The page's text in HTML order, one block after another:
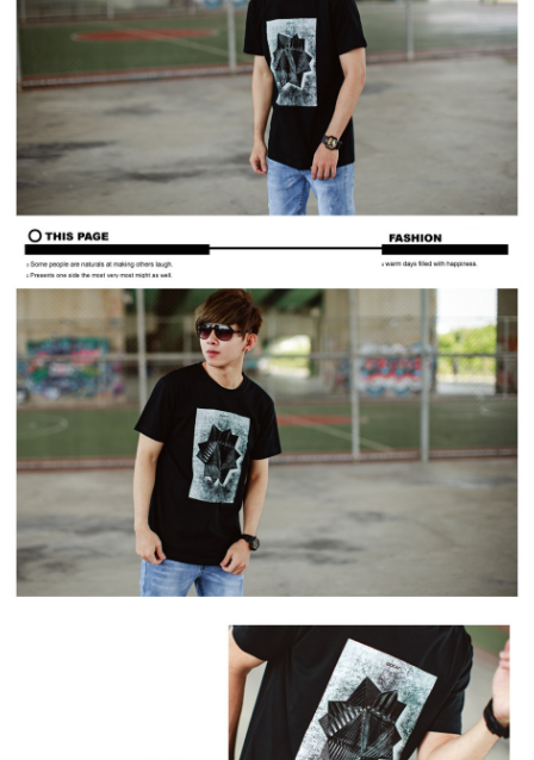
ATM／網路銀行／等多元方式進行付款，方視為交易完成。
※ 請注意：結帳手續完成當下不需立刻繳費，但若您需要取消訂單，請聯絡
購買商品的店家。未經商家同意取消之訂單仍視為有效，需透過AFTEE先享
後付繳納相關費用。
※ 交易是否成功請以「AFTEE先享後付 」之結帳頁面顯示為準，若有關於
是否繳費成功／繳費後需取消欲退款等相關疑問，請聯繫「AFTEE先享後付
客戶支援中心」
https://netprotections.freshdesk.com/support/home
【注意事項】
１．透過由恩沛科技股份有限公司提供之「AFTEE先享後付」服務完成之交
權轉讓予恩沛科技股份有限公司。
２．關於個人資料處理事宜，請瀏覽以下網址：
https://aftee.tw/terms/#terms3
３．未成年的使用者請事先徵得法定代理人或監護人之同意方可使用
「AFTEE先享後付」，若未經同意申辦者引起之損失，本公司不負相關責
任。
４．使用「AFTEE先享後付」時，將依據個別帳號之用戶狀況，依本公司即
時審查核予不同之上限額度；若仍有額度不足之情形，本公司將視審查結果
請求用戶進行身份認證。
５．嚴禁一人註冊多個帳號或使用他人資訊註冊。若發現惡意使用之情形，
恩沛科技股份有限公司將有權停止該用戶之使用額度並採取法律行動。
7-11付款取貨
每筆NT$80，滿NT$1,800(含以上)免運費
先付款後7-11取貨
每筆NT$80，滿NT$1,800(含以上)免運費
每筆NT$120，滿NT$3,000(含以上)免運費